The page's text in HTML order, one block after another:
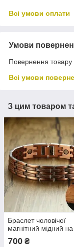
Всі умови оплати
Умови
Повернення товару
Всі умови
З цим товаром
Браслет чоловічої
магнітний мідний
700 ₴